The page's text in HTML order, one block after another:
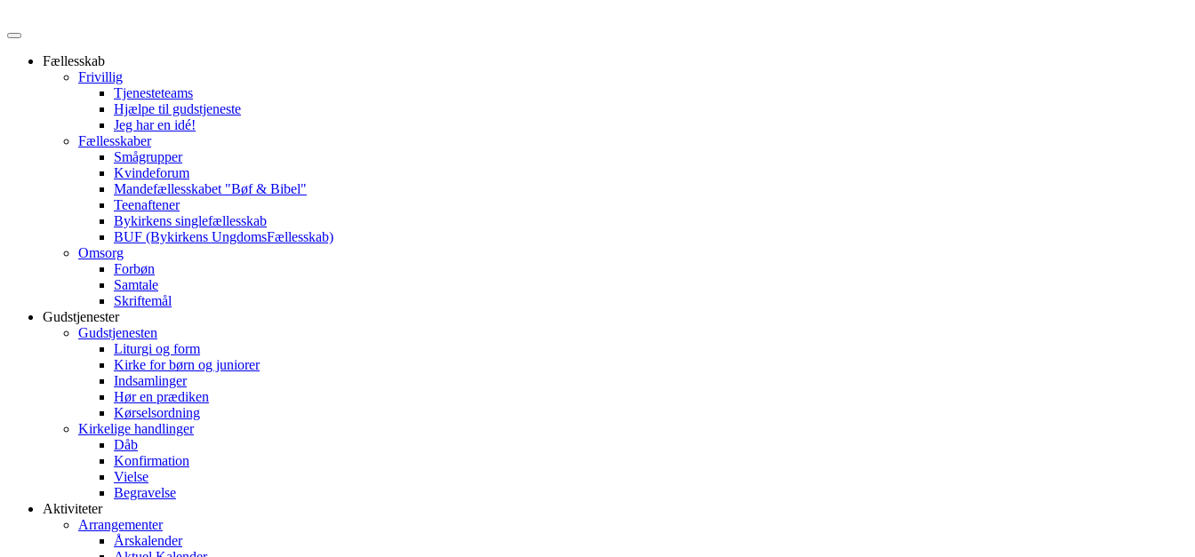
Fællesskab
Frivillig
Tjenesteteams
Hjælpe til gudstjeneste
Jeg har en idé!
Fællesskaber
Smågrupper
Kvindeforum
Mandefællesskabet "Bøf & Bibel"
Teenaftener
Bykirkens singlefællesskab
BUF (Bykirkens UngdomsFællesskab)
Omsorg
Forbøn
Samtale
Skriftemål
Gudstjenester
Gudstjenesten
Liturgi og form
Kirke for børn og juniorer
Indsamlinger
Hør en prædiken
Kørselsordning
Kirkelige handlinger
Dåb
Konfirmation
Vielse
Begravelse
Aktiviteter
Arrangementer
Årskalender